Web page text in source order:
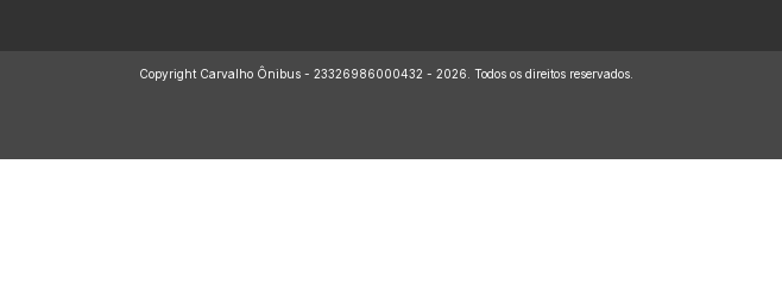
Copyright Carvalho Ônibus - 23326986000432 - 2026. Todos os direitos reservados.